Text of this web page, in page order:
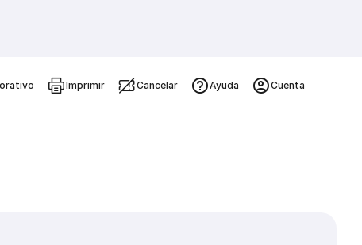
Imprimir Cancelar Ayuda Cuenta